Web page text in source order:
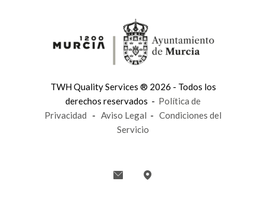
TWH Quality Services ® 2026 - Todos los
derechos reservados - Política de
Privacidad - Aviso Legal - Condiciones del
Servicio